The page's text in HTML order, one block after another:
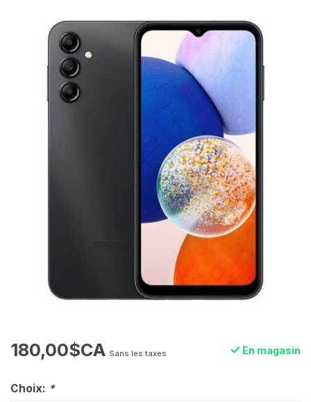
180,00$CA Sans les taxes En magasin
Choix: *